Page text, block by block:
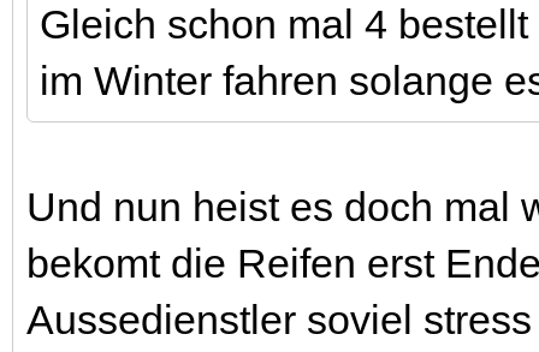
Gleich schon mal 4
im Winter fahren solange
Und nun heist es doch mal
bekomt die Reifen erst
Aussedienstler soviel